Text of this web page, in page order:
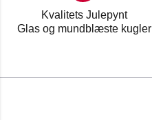
Kvalitets Julepynt
Glas og mundblæste kugler